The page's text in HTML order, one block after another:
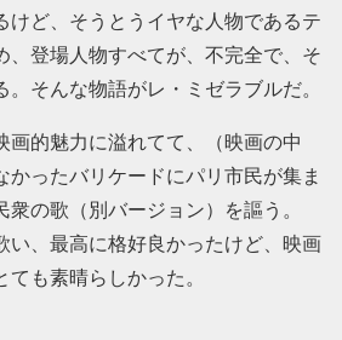
けど、そうとうイヤな人物であるテ
、登場人物すべてが、不完全で、そ
。そんな物語がレ・ミゼラブルだ。
画的魅力に溢れてて、（映画の中
かったバリケードにパリ市民が集ま
衆の歌（別バージョン）を謳う。
い、最高に格好良かったけど、映画
も素晴らしかった。